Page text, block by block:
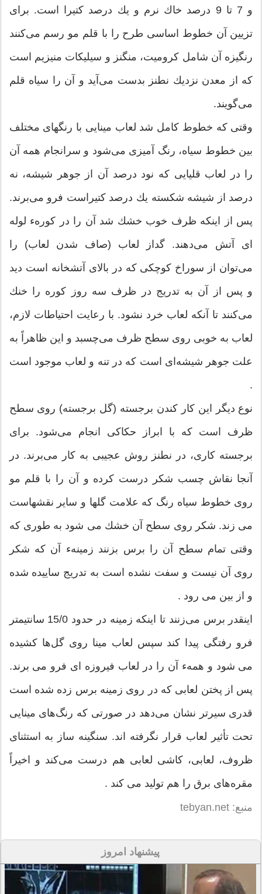
و 7 تا 9 درصد خاك نرم و یك درصد كتیرا است. برای
تزیین آن خطوط اساسی طرح را با قلم مو رسم می‌كنند
رنگیزه آن شامل كرومیت، منگنز و سیلیكات منیزیم است
كه از معدن نزدیك نطنز بدست می‌آید و آن را سیاه قلم
می‌گویند.
وقتی كه خطوط كامل شد لعاب مینایی با رنگهای مختلف
بین خطوط سیاه، رنگ آمیزی می‌شود و سرانجام همه آن
را در لعاب قلیایی كه نود درصد آن از جوهر شیشه، نه
درصد از شیشه شكسته یك درصد كتیراست فرو می‌برند.
پس از اینكه ظرف خوب خشك شد آن را در كورهء لوله
ای آتش می‌دهند. گداز لعاب (صاف شدن لعاب) را
می‌توان از سوراخ كوچكی كه در بالای آتشخانه است دید
و پس از آن به تدریج در ظرف سه روز كوره را خنك
می‌كنند تا آنكه لعاب خرد نشود. با رعایت احتیاطات لازم،
لعاب به خوبی روی سطح ظرف می‌چسبد و این ظاهراً به
علت جوهر شیشه‌ای است كه در تنه و لعاب موجود است
.
نوع دیگر این كار كندن برجسته (گل برجسته) روی سطح
ظرف است كه با ابراز حكاكی انجام می‌شود. برای
برجسته كاری، در نطنز روش عجیبی به كار می‌برند. در
آنجا نقاش چسب شكر درست كرده و آن را با قلم مو
روی خطوط سیاه رنگ كه علامت گلها و سایر نقشهاست
می زند. شكر روی سطح آن خشك می شود به طوری كه
وقتی تمام سطح آن را برس بزنند زمینهء آن كه شكر
روی آن نیست و سفت نشده است به تدریج ساییده شده
و از بین می رود .
اینقدر برس می‌زنند تا اینكه زمینه در حدود 15/0 سانتیمتر
فرو رفتگی پیدا كند سپس لعاب مینا روی گل‌ها كشیده
می شود و همهء آن را در لعاب فیروزه ای فرو می برند.
پس از پختن لعابی كه در روی زمینه برس زده شده است
قدری سیرتر نشان می‌دهد در صورتی كه رنگ‌های مینایی
تحت تأثیر لعاب قرار نگرفته اند. سنگینه ساز به استثنای
ظروف، لعابی، كاشی لعابی هم درست می‌كند و اخیراً
مقره‌های برق را هم تولید می كند .
منبع: tebyan.net
پیشنهاد امروز